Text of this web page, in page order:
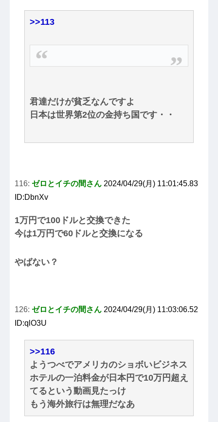
>>113
君達だけが貧乏なんですよ
日本は世界第2位の金持ち国です・・
116: ゼロとイチの間さん 2024/04/29(月) 11:01:45.83
ID:DbnXv
1万円で100ドルと交換できた
今は1万円で60ドルと交換になる
やばない？
126: ゼロとイチの間さん 2024/04/29(月) 11:03:06.52
ID:qlO3U
>>116
ようつべでアメリカのショボいビジネス
ホテルの一泊料金が日本円で10万円超え
てるという動画見たっけ
もう海外旅行は無理だなあ